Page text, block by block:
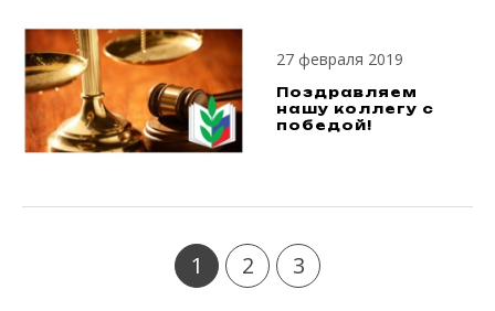
27 февраля 2019
Поздравляем
нашу коллегу с
победой!
1 2 3